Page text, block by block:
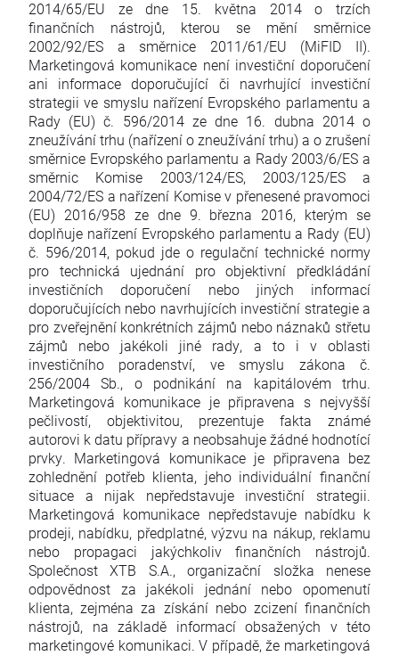
2014/65/EU ze dne 15. května 2014 o trzích
finančních nástrojů, kterou se mění směrnice
2002/92/ES a směrnice 2011/61/EU (MiFID II).
Marketingová komunikace není investiční doporučení
ani informace doporučující či navrhující investiční
strategii ve smyslu nařízení Evropského parlamentu a
Rady (EU) č. 596/2014 ze dne 16. dubna 2014 o
zneužívání trhu (nařízení o zneužívání trhu) a o zrušení
směrnice Evropského parlamentu a Rady 2003/6/ES a
směrnic Komise 2003/124/ES, 2003/125/ES a
2004/72/ES a nařízení Komise v přenesené pravomoci
(EU) 2016/958 ze dne 9. března 2016, kterým se
doplňuje nařízení Evropského parlamentu a Rady (EU)
č. 596/2014, pokud jde o regulační technické normy
pro technická ujednání pro objektivní předkládání
investičních doporučení nebo jiných informací
doporučujících nebo navrhujících investiční strategie a
pro zveřejnění konkrétních zájmů nebo náznaků střetu
zájmů nebo jakékoli jiné rady, a to i v oblasti
investičního poradenství, ve smyslu zákona č.
256/2004 Sb., o podnikání na kapitálovém trhu.
Marketingová komunikace je připravena s nejvyšší
pečlivostí, objektivitou, prezentuje fakta známé
autorovi k datu přípravy a neobsahuje žádné hodnotící
prvky. Marketingová komunikace je připravena bez
zohlednění potřeb klienta, jeho individuální finanční
situace a nijak nepředstavuje investiční strategii.
Marketingová komunikace nepředstavuje nabídku k
prodeji, nabídku, předplatné, výzvu na nákup, reklamu
nebo propagaci jakýchkoliv finančních nástrojů.
Společnost XTB S.A., organizační složka nenese
odpovědnost za jakékoli jednání nebo opomenutí
klienta, zejména za získání nebo zcizení finančních
nástrojů, na základě informací obsažených v této
marketingové komunikaci. V případě, že marketingová